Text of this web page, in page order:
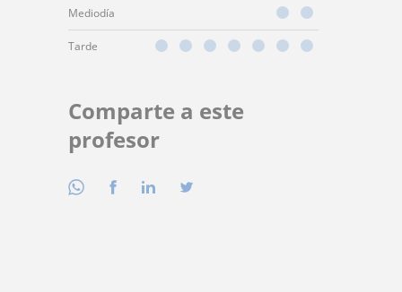
Mediodía
Tarde
Comparte a este
profesor